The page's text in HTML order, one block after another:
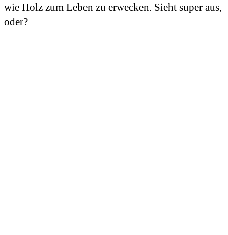
wie Holz zum Leben zu erwecken. Sieht super aus,
oder?